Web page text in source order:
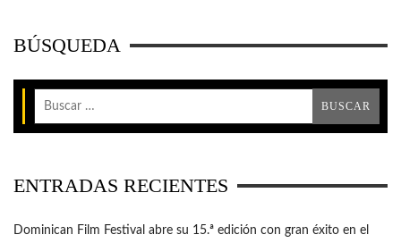
BÚSQUEDA
ENTRADAS RECIENTES
Dominican Film Festival abre su 15.ª edición con gran éxito en el